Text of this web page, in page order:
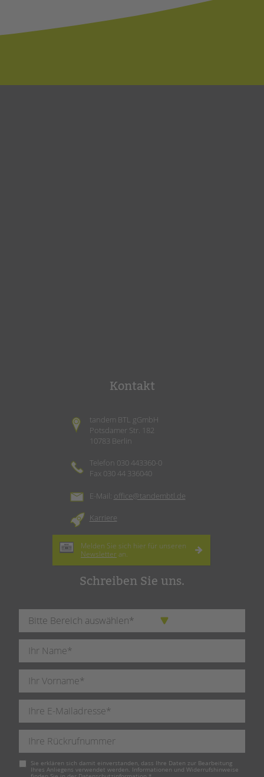
Kontakt
tandem BTL gGmbH
Potsdamer Str. 182
10783 Berlin
Telefon 030 443360-0
Fax 030 44 336040
E-Mail: office@tandembtl.de
Karriere
Melden Sie sich hier für unseren
Newsletter an.
Schreiben Sie uns.
Pflichtfeld
Sie erklären sich damit einverstanden, dass Ihre Daten zur Bearbeitung
Ihres Anliegens verwendet werden. Informationen und Widerrufshinweise